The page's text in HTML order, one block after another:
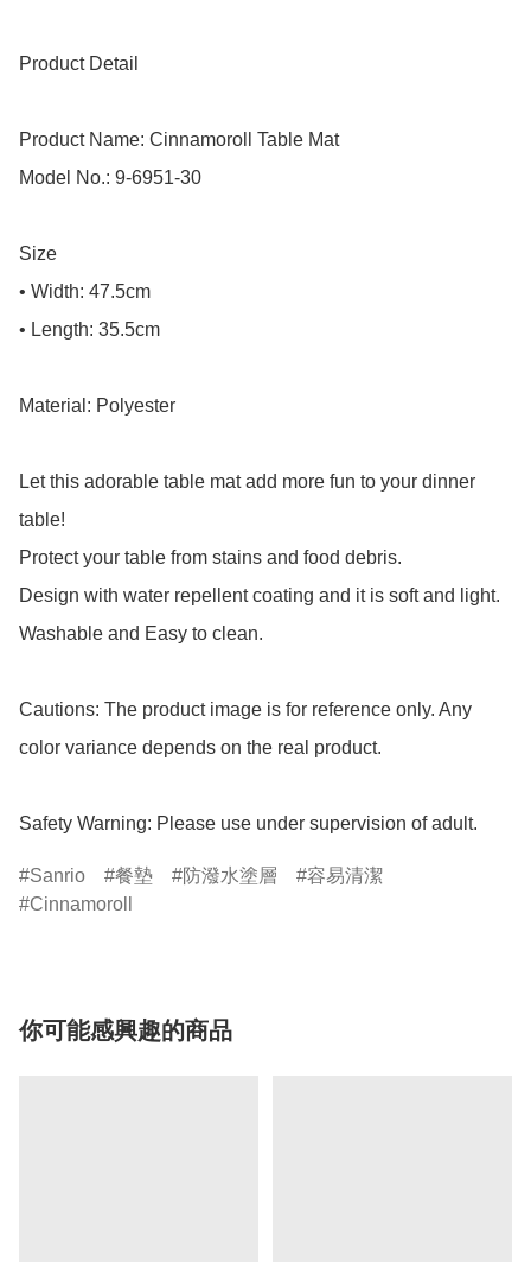
Product Detail
Product Name: Cinnamoroll Table Mat
Model No.: 9-6951-30
Size
• Width: 47.5cm
• Length: 35.5cm
Material: Polyester
Let this adorable table mat add more fun to your dinner
table!
Protect your table from stains and food debris.
Design with water repellent coating and it is soft and light.
Washable and Easy to clean.
Cautions: The product image is for reference only. Any
color variance depends on the real product.
Safety Warning: Please use under supervision of adult.
Sanrio 餐墊 防潑水塗層
容易清潔
Cinnamoroll
你可能感興趣的商品